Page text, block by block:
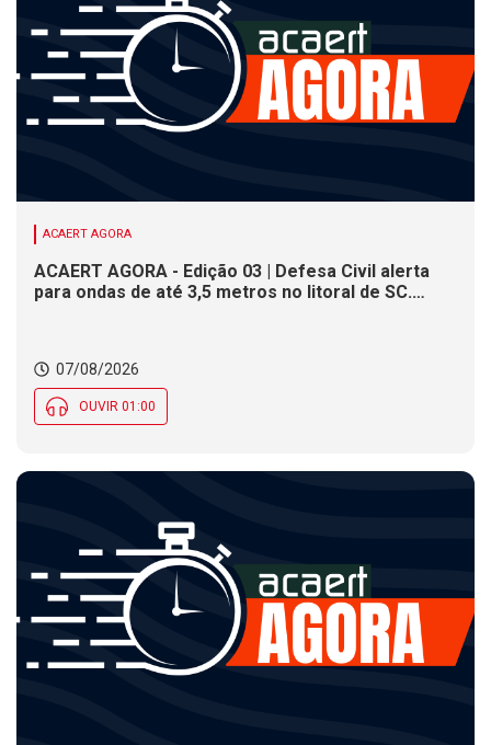
ACAERT AGORA
ACAERT AGORA - Edição 03 | Defesa Civil alerta
para ondas de até 3,5 metros no litoral de SC.
07/08/2026
OUVIR 01:00